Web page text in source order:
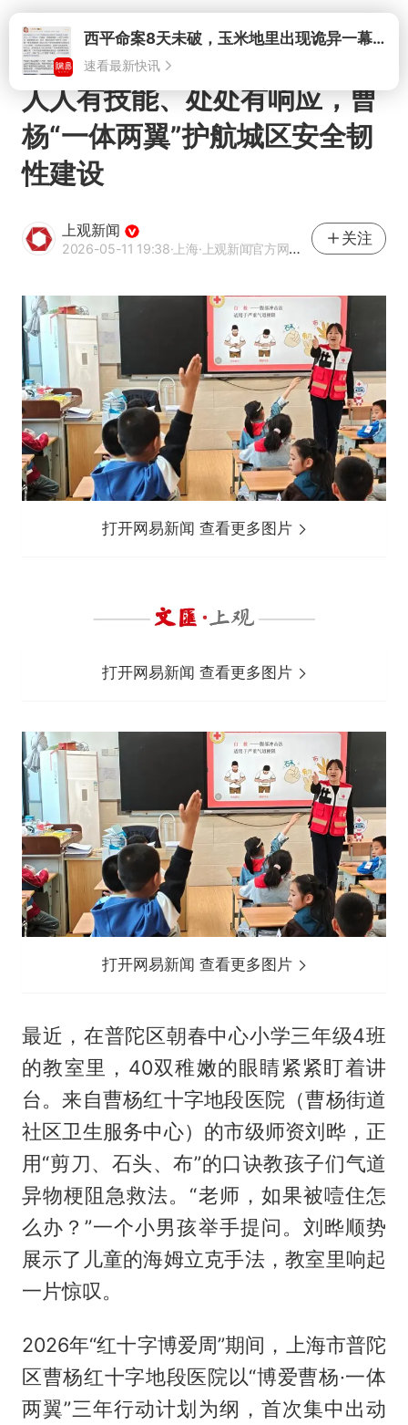
打开
人人有技能、处处有响应，曹
杨“一体两翼”护航城区安全韧
性建设
上观新闻
2026-05-11 19:38·上海·上观新闻官方网易号
关注
打开网易新闻 查看更多图片
打开网易新闻 查看更多图片
打开网易新闻 查看更多图片
最近，在普陀区朝春中心小学三年级4班
的教室里，40双稚嫩的眼睛紧紧盯着讲
台。来自曹杨红十字地段医院（曹杨街道
社区卫生服务中心）的市级师资刘晔，正
用“剪刀、石头、布”的口诀教孩子们气道
异物梗阻急救法。“老师，如果被噎住怎
么办？”一个小男孩举手提问。刘晔顺势
展示了儿童的海姆立克手法，教室里响起
一片惊叹。
2026年“红十字博爱周”期间，上海市普陀
区曹杨红十字地段医院以“博爱曹杨·一体
两翼”三年行动计划为纲，首次集中出动